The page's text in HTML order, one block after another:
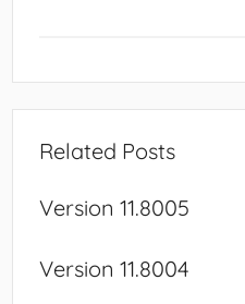
l
a
e
Related Posts
Version 11.8005
Version 11.8004